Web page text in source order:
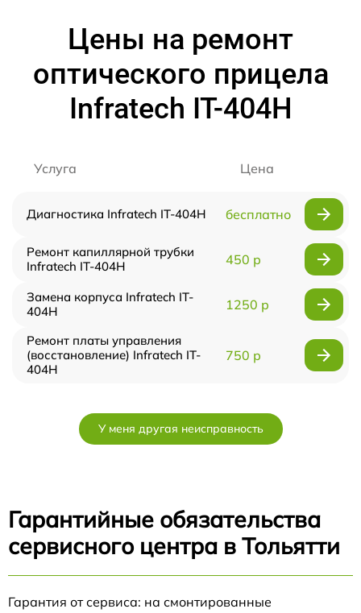
Цены на ремонт
оптического прицела
Infratech IT-404H
Услуга Цена
Диагностика Infratech IT-404H бесплатно
Ремонт капиллярной трубки
Infratech IT-404H
450 р
Замена корпуса Infratech IT-
404H
1250 р
Ремонт платы управления
(восстановление) Infratech IT-
404H
750 р
У меня другая неисправность
Гарантийные обязательства
сервисного центра в Тольятти
Гарантия от сервиса: на смонтированные